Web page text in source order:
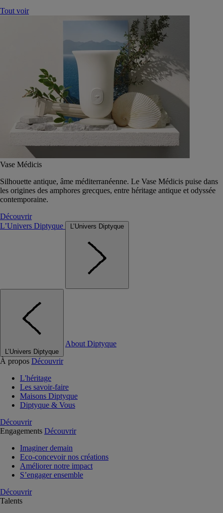
Tout voir
Vase Médicis
Silhouette antique, âme méditerranéenne. Le Vase Médicis puise dans
les origines des amphores grecques, entre héritage antique et odyssée
contemporaine.
Découvrir
L’Univers Diptyque
L’Univers Diptyque
L’Univers Diptyque
About Diptyque
À propos Découvrir
L'héritage
Les savoir-faire
Maisons Diptyque
Diptyque & Vous
Découvrir
Engagements Découvrir
Imaginer demain
Eco-concevoir nos créations
Améliorer notre impact
S’engager ensemble
Découvrir
Talents